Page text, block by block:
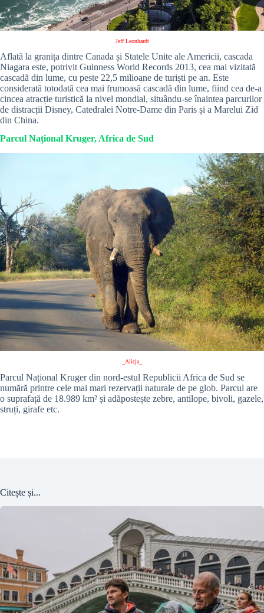
Jeff Leonhardt
Aflată la granița dintre Canada și Statele Unite ale Americii, cascada
Niagara este, potrivit Guinness World Records 2013, cea mai vizitată
cascadă din lume, cu peste 22,5 milioane de turiști pe an. Este
considerată totodată cea mai frumoasă cascadă din lume, fiind cea de-a
cincea atracție turistică la nivel mondial, situându-se înaintea parcurilor
de distracții Disney, Catedralei Notre-Dame din Paris și a Marelui Zid
din China.
Parcul Național Kruger, Africa de Sud
_Alicja_
Parcul Național Kruger din nord-estul Republicii Africa de Sud se
numără printre cele mai mari rezervații naturale de pe glob. Parcul are
o suprafață de 18.989 km² și adăpostește zebre, antilope, bivoli, gazele,
struți, girafe etc.
Citește și...